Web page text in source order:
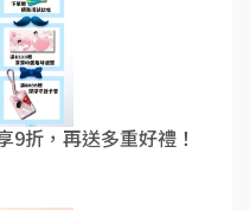
9折，再送多重好禮！